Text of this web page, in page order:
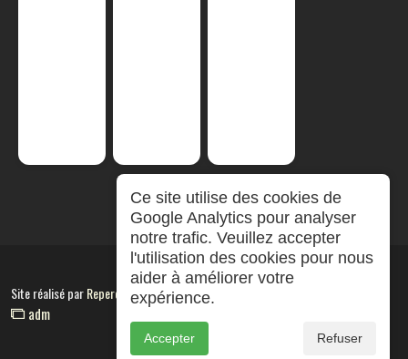
Site réalisé parRepereCom
adm
Ce site utilise des cookies de
Google Analytics pour analyser
notre trafic. Veuillez accepter
l'utilisation des cookies pour nous
aider à améliorer votre
expérience.
Accepter Refuser